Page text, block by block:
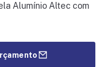
Alumínio Altec com